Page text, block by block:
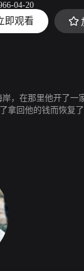
04-20
分8秒
即观看
，在那里他开了一
拿回他的钱而恢复